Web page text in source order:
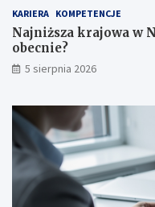
z
a
j
m
u
n
c
o
d
i
l
e
w
y
s
o
b
e
KARIERA KOMPETENCJE
Najniższa krajowa w
obecnie?
5 sierpnia 2026